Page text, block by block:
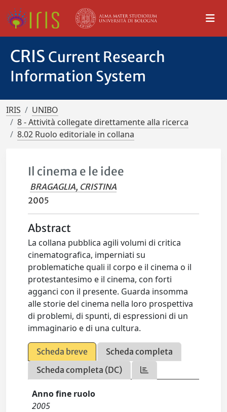
CRIS Current Research
Information System
IRIS
UNIBO
8 - Attività collegate direttamente alla ricerca
8.02 Ruolo editoriale in collana
Il cinema e le idee
BRAGAGLIA, CRISTINA
2005
Abstract
La collana pubblica agili volumi di critica
cinematografica, imperniati su
problematiche quali il corpo e il cinema o il
protestantesimo e il cinema, con forti
agganci con il presente. Guarda insomma
alle storie del cinema nella loro prospettiva
di problemi, di spunti, di espressioni di un
immaginario e di una cultura.
Scheda breve
Scheda completa
Scheda completa (DC)
Anno fine ruolo
2005